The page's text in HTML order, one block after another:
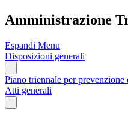
Amministrazione
Espandi Menu
Disposizioni generali
Piano triennale per prevenzione
Atti generali